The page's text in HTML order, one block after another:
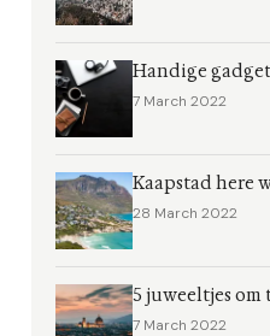
Handige
7 March 2022
Kaapstad here
28 March 2022
5 juweeltjes om
7 March 2022